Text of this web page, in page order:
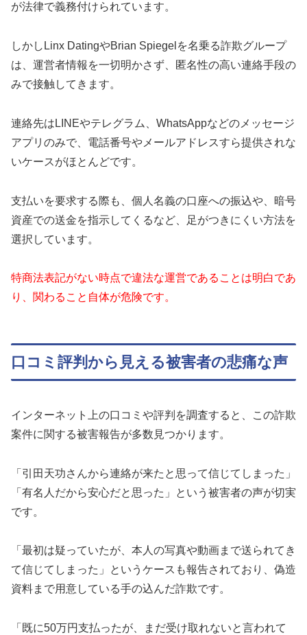
が法律で義務付けられています。
しかしLinx DatingやBrian Spiegelを名乗る詐欺グループ
は、運営者情報を一切明かさず、匿名性の高い連絡手段の
みで接触してきます。
連絡先はLINEやテレグラム、WhatsAppなどのメッセージ
アプリのみで、電話番号やメールアドレスすら提供されな
いケースがほとんどです。
支払いを要求する際も、個人名義の口座への振込や、暗号
資産での送金を指示してくるなど、足がつきにくい方法を
選択しています。
特商法表記がない時点で違法な運営であることは明白であ
り、関わること自体が危険です。
口コミ評判から見える被害者の悲痛な声
インターネット上の口コミや評判を調査すると、この詐欺
案件に関する被害報告が多数見つかります。
「引田天功さんから連絡が来たと思って信じてしまった」
「有名人だから安心だと思った」という被害者の声が切実
です。
「最初は疑っていたが、本人の写真や動画まで送られてき
て信じてしまった」というケースも報告されており、偽造
資料まで用意している手の込んだ詐欺です。
「既に50万円支払ったが、まだ受け取れないと言われて